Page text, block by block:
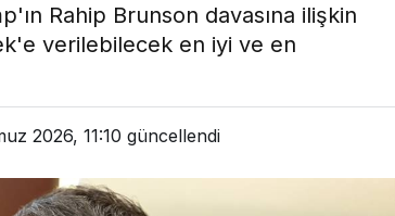
Rahip Brunson davasına ilişkin
verilebilecek en iyi ve en
2026, 11:10 güncellendi
iki
Lionel Messi’nin babası
Jorge Messi hayatını